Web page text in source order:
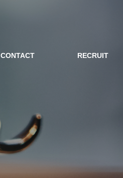
CONTACT RECRUIT